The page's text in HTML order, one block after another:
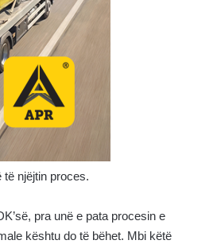
njëjtin proces.
pra unë e pata procesin e
kështu do të bëhet. Mbi këtë